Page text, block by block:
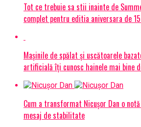
Tot ce trebuie sa stii inainte de
complet pentru editia aniversara de
Mașinile de spălat și uscătoarele
artificială îți cunosc hainele mai bine
Cum a transformat Nicușor Dan o
mesaj de stabilitate